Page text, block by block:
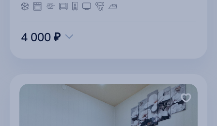
4 000 ₽